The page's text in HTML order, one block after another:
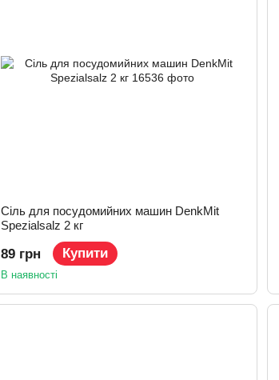
Сіль для посудомийних машин DenkMit
Spezialsalz 2 кг
89 грн Купити
В наявності